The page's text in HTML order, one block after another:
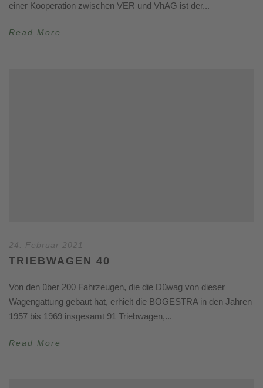
einer Kooperation zwischen VER und VhAG ist der...
Read More
24. Februar 2021
TRIEBWAGEN 40
Von den über 200 Fahrzeugen, die die Düwag von dieser
Wagengattung gebaut hat, erhielt die BOGESTRA in den Jahren
1957 bis 1969 insgesamt 91 Triebwagen,...
Read More